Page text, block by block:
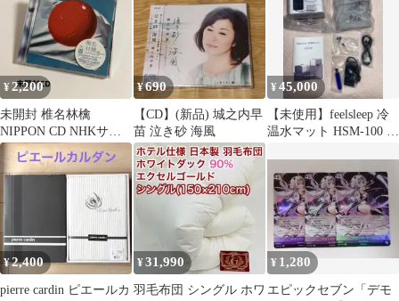
¥2,200
未開封 椎名林檎
NIPPON CD NHKサッ
カー
¥690
【CD】(新品) 城之内早
苗 泣き砂 海風
¥45,000
【未使用】feelsleep 冷
温水マット HSM-100 シ
¥2,400
pierre cardin ピエールカ
¥31,990
羽毛布団 シングル ホワ
¥ 1,280
エピックセブン「デモ